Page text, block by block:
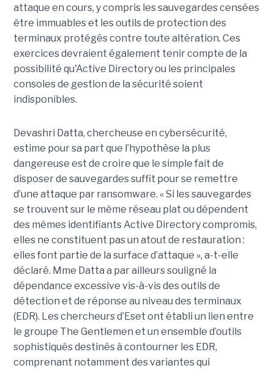
attaque en cours, y compris les sauvegardes censées
être immuables et les outils de protection des
terminaux protégés contre toute altération. Ces
exercices devraient également tenir compte de la
possibilité qu'Active Directory ou les principales
consoles de gestion de la sécurité soient
indisponibles.
Devashri Datta, chercheuse en cybersécurité,
estime pour sa part que l’hypothèse la plus
dangereuse est de croire que le simple fait de
disposer de sauvegardes suffit pour se remettre
d’une attaque par ransomware. « Si les sauvegardes
se trouvent sur le même réseau plat ou dépendent
des mêmes identifiants Active Directory compromis,
elles ne constituent pas un atout de restauration :
elles font partie de la surface d’attaque », a-t-elle
déclaré. Mme Datta a par ailleurs souligné la
dépendance excessive vis-à-vis des outils de
détection et de réponse au niveau des terminaux
(EDR). Les chercheurs d’Eset ont établi un lien entre
le groupe The Gentlemen et un ensemble d’outils
sophistiqués destinés à contourner les EDR,
comprenant notamment des variantes qui